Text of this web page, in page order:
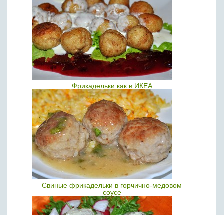
Фрикадельки как в ИКЕА
Свиные фрикадельки в горчично-медовом
соусе